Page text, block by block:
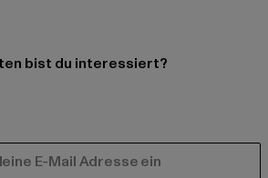
bist du interessiert?